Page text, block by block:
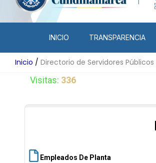
INICIO TRANSPARENCIA
Inicio
Directorio de Servidores Públicos
Visitas: 336
Empleados De Planta